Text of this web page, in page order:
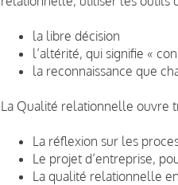
la libre décision
l’altérité, qui signifie «
la reconnaissance que
La Qualité relationnelle ouvre
La réflexion sur les
Le projet d’entreprise,
La qualité relationnelle